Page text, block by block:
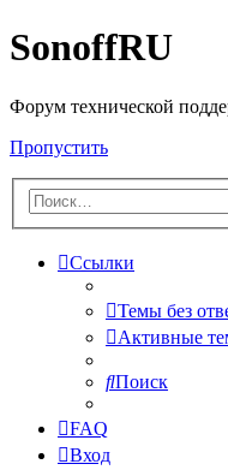
SonoffRU
Форум технической
Пропустить
Ссылки
Темы без
Активные
Поиск
FAQ
Вход